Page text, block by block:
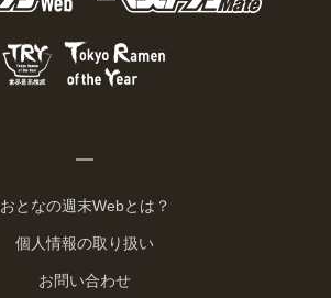
おとなの週末Webとは？
個人情報の取り扱い
お問い合わせ